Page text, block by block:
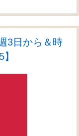
3日から＆時